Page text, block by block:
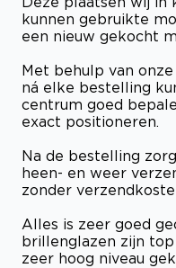
kunnen gebruikte
een nieuw gekocht
Met behulp van
ná elke bestelling
centrum goed
exact positioneren.
Na de bestelling
heen- en weer
zonder
Alles is zeer goed
brillenglazen zijn
zeer hoog niveau